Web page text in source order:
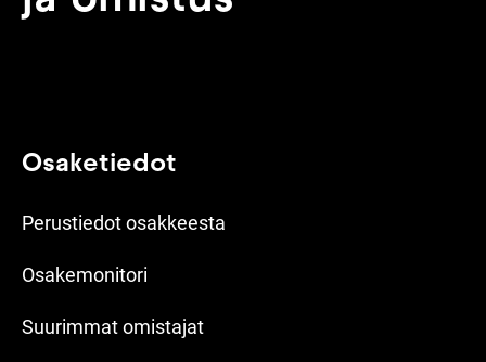
Osaketiedot
Perustiedot osakkeesta
Osakemonitori
Suurimmat omistajat